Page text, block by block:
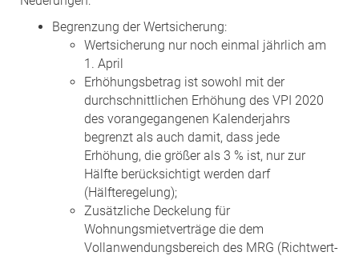
Begrenzung der Wertsicherung:
Wertsicherung nur noch einmal jährlich am
1. April
Erhöhungsbetrag ist sowohl mit der
durchschnittlichen Erhöhung des VPI 2020
des vorangegangenen Kalenderjahrs
begrenzt als auch damit, dass jede
Erhöhung, die größer als 3 % ist, nur zur
Hälfte berücksichtigt werden darf
(Hälfteregelung);
Zusätzliche Deckelung für
Wohnungsmietverträge die dem
Vollanwendungsbereich des MRG (Richtwert-